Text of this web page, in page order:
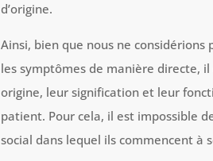
d’origine.
Ainsi, bien que nous ne considérions
les symptômes de manière directe,
origine, leur signification et leur
patient. Pour cela, il est impossible
social dans lequel ils commencent à